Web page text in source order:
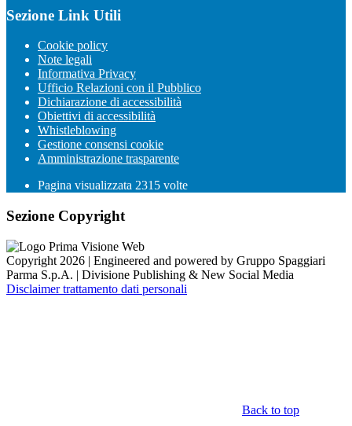
Sezione Link Utili
Cookie policy
Note legali
Informativa Privacy
Ufficio Relazioni con il Pubblico
Dichiarazione di accessibilità
Obiettivi di accessibilità
Whistleblowing
Gestione consensi cookie
Amministrazione trasparente
Pagina visualizzata 2315 volte
Sezione Copyright
Copyright 2026 | Engineered and powered by Gruppo Spaggiari
Parma S.p.A. | Divisione Publishing & New Social Media
Disclaimer trattamento dati personali
Back to top